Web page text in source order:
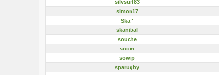
silvsurf83
simon17
Skaf'
skanibal
souche
soum
sowip
sparugby